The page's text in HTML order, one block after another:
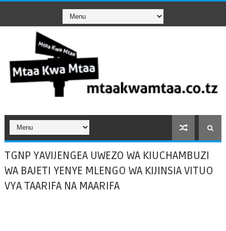
TGNP YAVIJENGEA UWEZO WA KIUCHAMBUZI
WA BAJETI YENYE MLENGO WA KIJINSIA VITUO
VYA TAARIFA NA MAARIFA